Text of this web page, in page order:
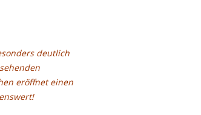
deutlich
eröffnet einen